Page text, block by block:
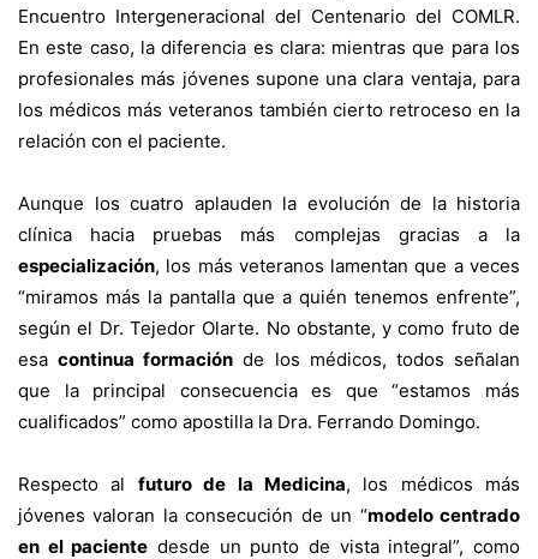
Encuentro Intergeneracional del Centenario del COMLR.
En este caso, la diferencia es clara: mientras que para los
profesionales más jóvenes supone una clara ventaja, para
los médicos más veteranos también cierto retroceso en la
relación con el paciente.
Aunque los cuatro aplauden la evolución de la historia
clínica hacia pruebas más complejas gracias a la
especialización, los más veteranos lamentan que a veces
“miramos más la pantalla que a quién tenemos enfrente”,
según el Dr. Tejedor Olarte. No obstante, y como fruto de
esacontinua formación de los médicos, todos señalan
que la principal consecuencia es que “estamos más
cualificados” como apostilla la Dra. Ferrando Domingo.
Respecto al futuro de la Medicina, los médicos más
jóvenes valoran la consecución de un “modelo centrado
en el paciente desde un punto de vista integral”, como